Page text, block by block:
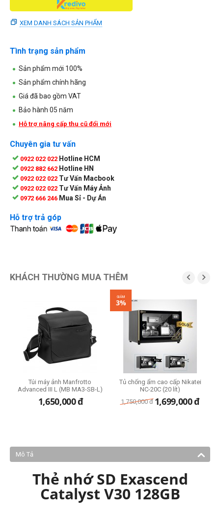
XEM DANH SÁCH SẢN PHẨM
Tình trạng sản phẩm
Sản phẩm mới 100%
Sản phẩm chính hãng
Giá đã bao gồm VAT
Bảo hành 05 năm
Hỗ trợ nâng cấp thu cũ đổi mới
Chuyên gia tư vấn
0922 022 022 Hotline HCM
0922 882 662 Hotline HN
0922 022 022 Tư Vấn Macbook
0922 022 022 Tư Vấn Máy Ảnh
0972 666 246 Mua Sỉ - Dự Án
Hỗ trợ trả góp
KHÁCH THƯỜNG MUA THÊM  
Túi máy ảnh Manfrotto
Advanced III L (MB MA3-SB-L)
1,650,000đ
GIẢM
3%
Tủ chống ẩm cao cấp Nikatei
NC-20C (20 lít)
1,750,000 đ 1,699,000đ
Mô Tả
Thẻ nhớ SD Exascend
Catalyst V30 128GB